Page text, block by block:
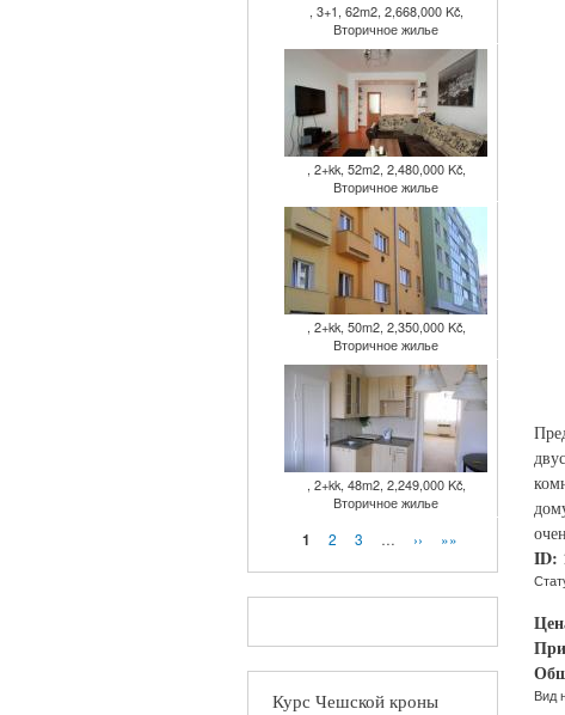
, 3+1, 62m2, 2,668,000 Kč,
Вторичное жилье
, 2+kk, 52m2, 2,480,000 Kč,
Вторичное жилье
, 2+kk, 50m2, 2,350,000 Kč,
Вторичное жилье
, 2+kk, 48m2, 2,249,000 Kč,
Вторичное жилье
Страницы
1 2 3 … ›› »»
Курс Чешской кроны
ID:
Вид